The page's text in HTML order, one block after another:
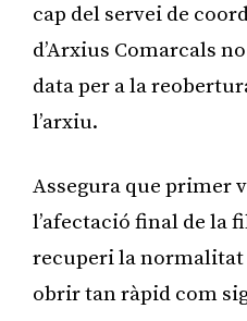
cap del servei de
d’Arxius Comarcals
data per a la
l’arxiu.
Assegura que primer
l’afectació final de la
recuperi la
obrir tan ràpid com